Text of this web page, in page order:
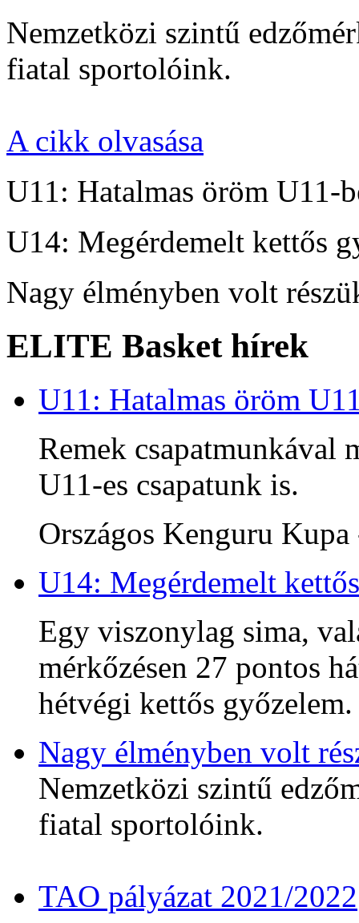
Nemzetközi szintű
fiatal sportolóink.
A cikk olvasása
U11: Hatalmas öröm U11-
U14: Megérdemelt kettős
Nagy élményben volt
ELITE Basket hírek
U11: Hatalmas öröm
Remek csapatmunkával
U11-es csapatunk is.
Országos Kenguru
U14: Megérdemelt
Egy viszonylag sima,
mérkőzésen 27 pontos
hétvégi kettős győzelem.
Nagy élményben volt
Nemzetközi szintű
fiatal sportolóink.
TAO pályázat 2021/2022